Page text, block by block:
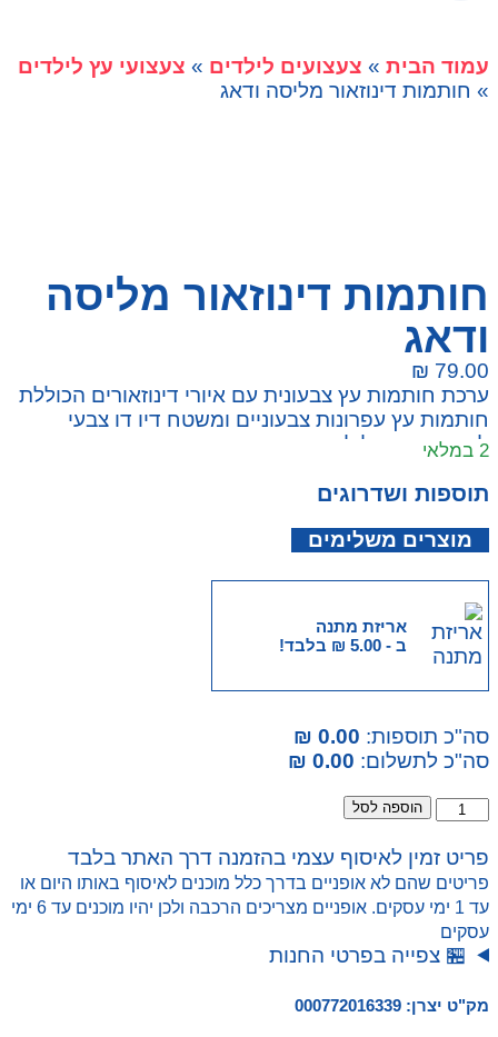
עמוד הבית » צעצועים לילדים » צעצועי עץ לילדים
» חותמות דינוזאור מליסה ודאג
חותמות דינוזאור מליסה
ודאג
₪ 79.00
ערכת חותמות עץ צבעונית עם איורי דינוזאורים הכוללת
חותמות עץ עפרונות צבעוניים ומשטח דיו דו צבעי
ליצירה מהנה לילדים.
2 במלאי
תוספות ושדרוגים
מוצרים משלימים
אריזת מתנה
ב -
₪ 5.00 בלבד!
סה"כ תוספות: 0.00 ₪
סה"כ לתשלום: 0.00 ₪
הוספה לסל
פריט זמין לאיסוף עצמי בהזמנה דרך האתר בלבד
פריטים שהם לא אופניים בדרך כלל מוכנים לאיסוף באותו היום או
עד 1 ימי עסקים. אופניים מצריכים הרכבה ולכן יהיו מוכנים עד 6 ימי
עסקים
🏪 צפייה בפרטי החנות
מק"ט יצרן: 000772016339